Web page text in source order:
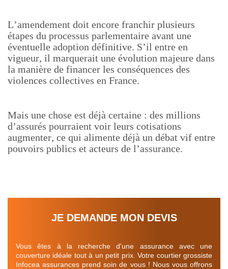
L’amendement doit encore franchir plusieurs
étapes du processus parlementaire avant une
éventuelle adoption définitive. S’il entre en
vigueur, il marquerait une évolution majeure dans
la manière de financer les conséquences des
violences collectives en France.
Mais une chose est déjà certaine : des millions
d’assurés pourraient voir leurs cotisations
augmenter, ce qui alimente déjà un débat vif entre
pouvoirs publics et acteurs de l’assurance.
JE DEMANDE MON DEVIS
Vous êtes à la recherche d'une assurance avec une
couverture idéale tout à un petit prix. Votre courtier grossiste
Infocea assurances prend soin de vous ! Nous vous offrons